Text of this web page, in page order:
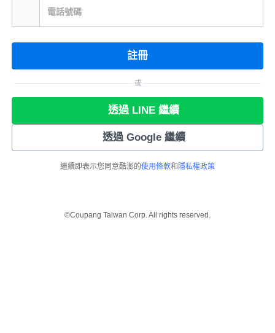
電話號碼
註冊
或
透過 LINE 繼續
透過 Google 繼續
繼續即表示您同意酷澎的使用條款和 隱私權政策
©Coupang Taiwan Corp. All rights reserved.